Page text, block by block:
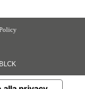
BLCK